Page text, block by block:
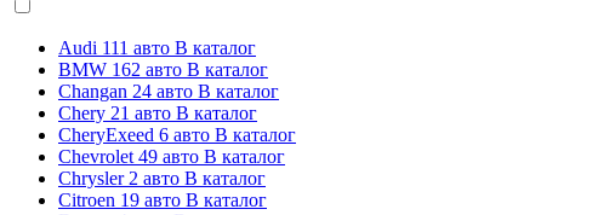
Audi 111 авто В каталог
BMW 162 авто В каталог
Changan 24 авто В каталог
Chery 21 авто В каталог
CheryExeed 6 авто В каталог
Chevrolet 49 авто В каталог
Chrysler 2 авто В каталог
Citroen 19 авто В каталог